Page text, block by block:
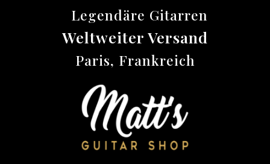
Legendäre Gitarren
Weltweiter Versand
Paris, Frankreich